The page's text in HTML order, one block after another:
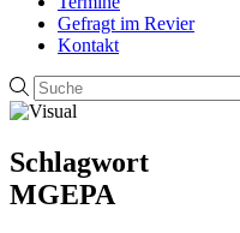
Gefragt im Revier
Kontakt
Schlagwort
MGEPA